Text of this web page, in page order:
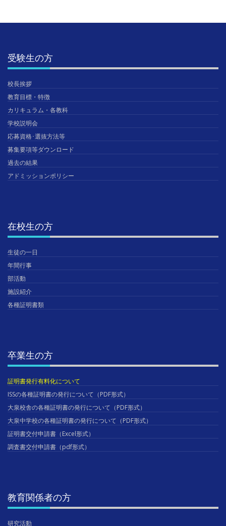
受験生の方
校長挨拶
教育目標・特徴
カリキュラム・各教科
学校説明会
応募資格･選抜方法等
募集要項等ダウンロード
過去の結果
アドミッションポリシー
在校生の方
生徒の一日
年間行事
部活動
施設紹介
各種証明書類
卒業生の方
証明書発行有料化について
ISSの各種証明書の発行について（PDF形式）
大泉校舎の各種証明書の発行について（PDF形式）
大泉中学校の各種証明書の発行について（PDF形式）
証明書交付申請書（Excel形式）
調査書交付申請書（pdf形式）
教育関係者の方
研究活動